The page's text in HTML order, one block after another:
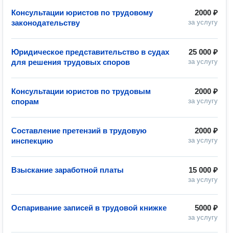
2000 ₽
за услугу
Консультации юристов по трудовому
законодательству
25 000 ₽
за услугу
Юридическое представительство в судах
для решения трудовых споров
2000 ₽
за услугу
Консультации юристов по трудовым
спорам
2000 ₽
за услугу
Составление претензий в трудовую
инспекцию
15 000 ₽
за услугу
Взыскание заработной платы
5000 ₽
за услугу
Оспаривание записей в трудовой книжке